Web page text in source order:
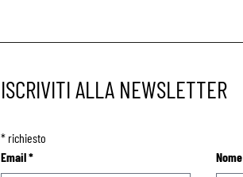
ISCRIVITI ALLA NEWSLETTER
*richiesto
Email* Nome